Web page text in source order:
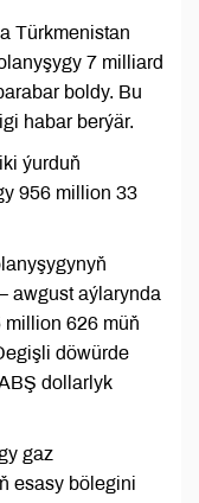
Türkmenistan
7 milliard
boldy. Bu
habar berýär.
ýurduň
956 million 33
awgust aýlarynda
626 müň
döwürde
dollarlyk
gaz
esasy bölegini